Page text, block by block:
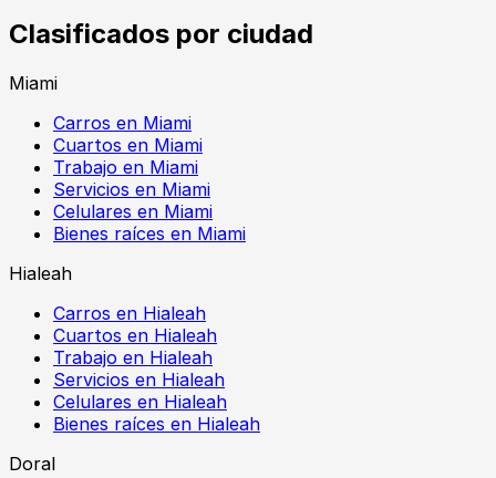
Clasificados por ciudad
Miami
Carros en Miami
Cuartos en Miami
Trabajo en Miami
Servicios en Miami
Celulares en Miami
Bienes raíces en Miami
Hialeah
Carros en Hialeah
Cuartos en Hialeah
Trabajo en Hialeah
Servicios en Hialeah
Celulares en Hialeah
Bienes raíces en Hialeah
Doral